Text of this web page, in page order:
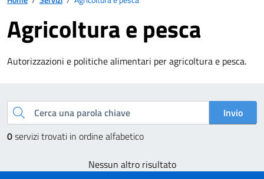
Agricoltura e pesca
Autorizzazioni e politiche alimentari per agricoltura e pesca.
Esplora tutti i servizi
Cerca una parola chiave
Invio
0servizi trovati in ordine alfabetico
Nessun altro risultato